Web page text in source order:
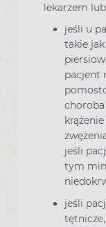
lekarzem
jeśli u
takie
pacjent
jeśli
tym
jeśli